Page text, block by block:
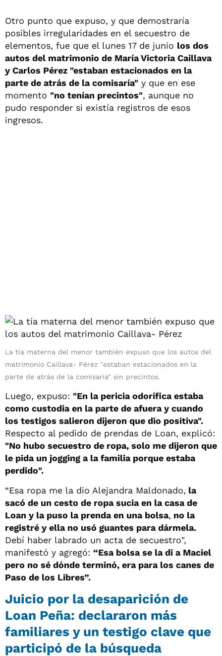
Otro punto que expuso, y que demostraría
posibles irregularidades en el secuestro de
elementos, fue que el lunes 17 de junio los dos
autos del matrimonio de María Victoria Caillava
y Carlos Pérez "estaban estacionados en la
parte de atrás de la comisaría" y que en ese
momento "no tenían precintos", aunque no
pudo responder si existía registros de esos
ingresos.
La tía materna del menor también expuso que los autos del
matrimonio Caillava- Pérez "estaban estacionados en la
parte de atrás de la comisaría" sin precintos.
Luego, expuso: "En la pericia odorífica estaba
como custodia en la parte de afuera y cuando
los testigos salieron dijeron que dio positiva".
Respecto al pedido de prendas de Loan, explicó:
"No hubo secuestro de ropa, solo me dijeron que
le pida un jogging a la familia porque estaba
perdido".
“Esa ropa me la dio Alejandra Maldonado, la
sacó de un cesto de ropa sucia en la casa de
Loan y lapuso la prenda en una bolsa, no la
registré y ella no usó guantes para dármela.
Debí haber labrado un acta de secuestro",
manifestó y agregó: “Esa bolsa se la di a Maciel
pero no sé dónde terminó, era para los canes de
Paso de los Libres”.
Juicio por la desaparición de
Loan Peña: declararon más
familiares y un testigo clave que
participó de la búsqueda